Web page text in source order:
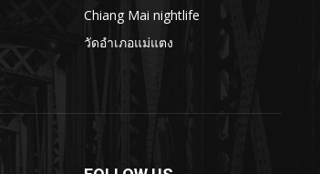
Chiang Mai nightlife
วัดอำเภอแม่แตง